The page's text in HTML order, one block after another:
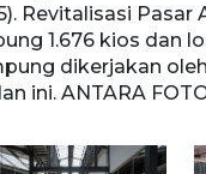
Revitalisasi
1.676 kios dan
dikerjakan
ini. ANTARA